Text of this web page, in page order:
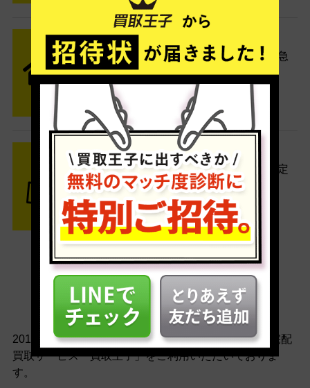
STEP2 発送
送料無料でご自宅から発送！佐川急
便がご自宅まで引き取りに伺いま
す。
STEP3 ご入金
査定結果はメールでお知らせ。査定
結果がOKなら金額をお支払い！
安心の買取実績
2010年のサービス開始以来多くのお客様に、ネット宅配
買取サービス「買取王子」をご利用いただいておりま
す。